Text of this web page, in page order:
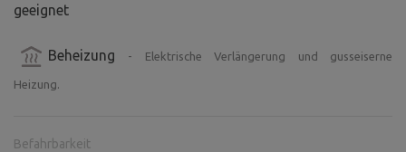
geeignet
Beheizung - Elektrische Verlängerung und gusseiserne
Heizung.
Befahrbarkeit